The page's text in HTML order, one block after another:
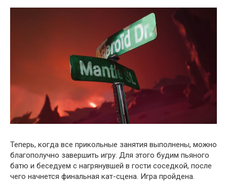
Теперь, когда все прикольные занятия выполнены, можно
благополучно завершить игру. Для этого будим пьяного
батю и беседуем с нагрянувшей в гости соседкой, после
чего начнется финальная кат-сцена. Игра пройдена.